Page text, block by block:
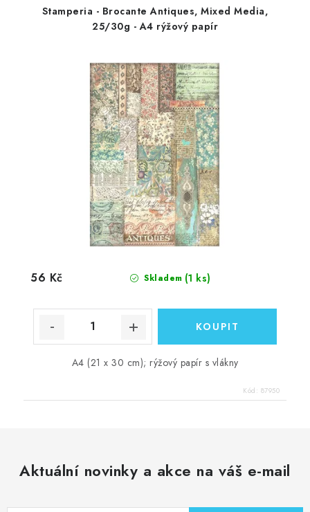
Stamperia - Brocante Antiques, Mixed Media,
25/30g - A4 rýžový papír
Skladem (1 ks)
56 Kč
A4 (21 x 30 cm); rýžový papír s vlákny
Kód: 87950
Aktuální novinky a akce na váš e-mail